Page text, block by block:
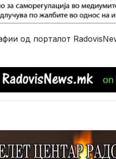
од порталот